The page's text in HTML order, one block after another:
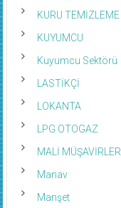
KURU TEMİZLEME
KUYUMCU
Kuyumcu Sektörü
LASTİKÇİ
LOKANTA
LPG OTOGAZ
MALİ MÜŞAVİRLER
Manav
Manşet